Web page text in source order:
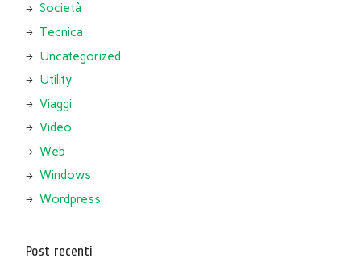
Società
Tecnica
Uncategorized
Utility
Viaggi
Video
Web
Windows
Wordpress
Post recenti